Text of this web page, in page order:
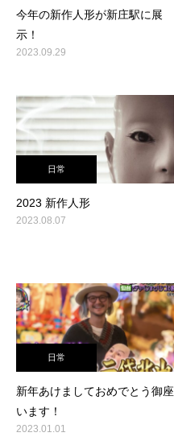
今年の新作人形が新庄駅に展
示！
2023.09.29
日常
2023 新作人形
2023.08.07
日常
新年あけましておめでとう御座
います！
2023.01.01